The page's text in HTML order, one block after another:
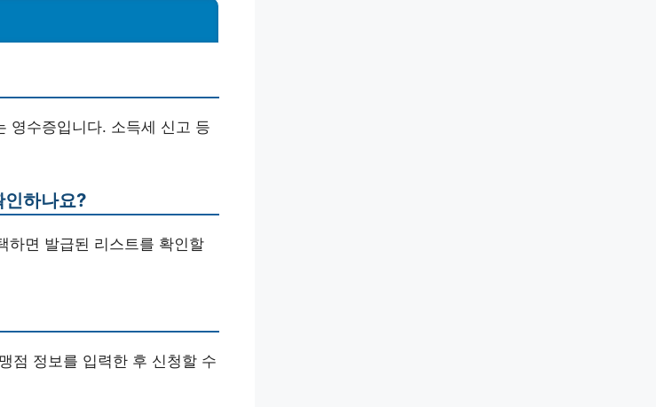
영수증입니다. 소득세 신고 등
하나요?
하면 발급된 리스트를 확인할
점 정보를 입력한 후 신청할 수